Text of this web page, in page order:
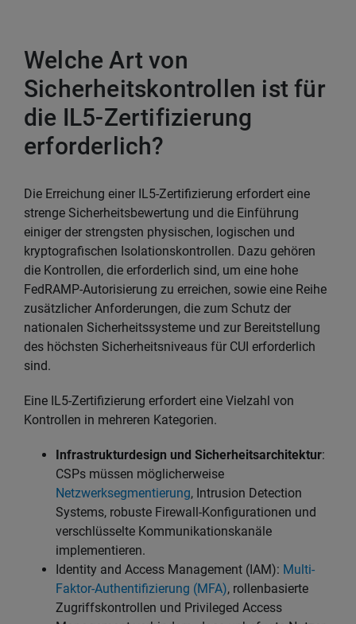
Welche Art von
Sicherheitskontrollen ist für
die IL5-Zertifizierung
erforderlich?
Die Erreichung einer IL5-Zertifizierung erfordert eine
strenge Sicherheitsbewertung und die Einführung
einiger der strengsten physischen, logischen und
kryptografischen Isolationskontrollen. Dazu gehören
die Kontrollen, die erforderlich sind, um eine hohe
FedRAMP-Autorisierung zu erreichen, sowie eine Reihe
zusätzlicher Anforderungen, die zum Schutz der
nationalen Sicherheitssysteme und zur Bereitstellung
des höchsten Sicherheitsniveaus für CUI erforderlich
sind.
Eine IL5-Zertifizierung erfordert eine Vielzahl von
Kontrollen in mehreren Kategorien.
Infrastrukturdesign und Sicherheitsarchitektur:
CSPs müssen möglicherweise
Netzwerksegmentierung, Intrusion Detection
Systems, robuste Firewall-Konfigurationen und
verschlüsselte Kommunikationskanäle
implementieren.
Identity and Access Management (IAM): Multi-
Faktor-Authentifizierung (MFA), rollenbasierte
Zugriffskontrollen und Privileged Access